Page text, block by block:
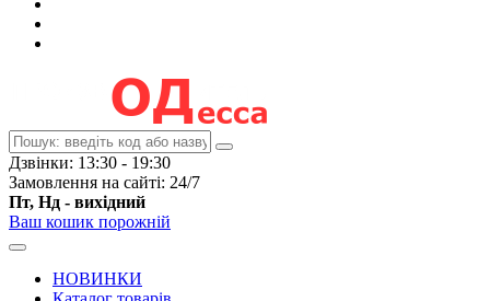
Дзвінки: 13:30 - 19:30
Замовлення на сайті: 24/7
Пт, Нд - вихідний
Ваш кошик порожній
НОВИНКИ